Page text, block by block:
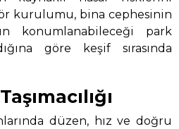
kurulumu, bina cephesinin
konumlanabileceği park
göre keşif sırasında
düzen, hız ve doğru